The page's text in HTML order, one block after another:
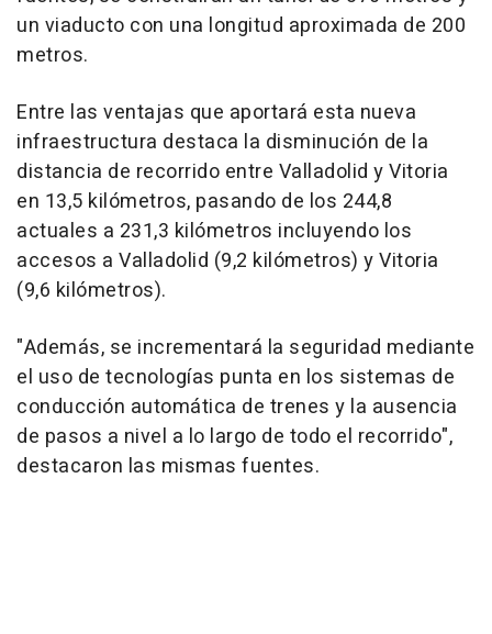
un viaducto con una longitud aproximada de 200
metros.
Entre las ventajas que aportará esta nueva
infraestructura destaca la disminución de la
distancia de recorrido entre Valladolid y Vitoria
en 13,5 kilómetros, pasando de los 244,8
actuales a 231,3 kilómetros incluyendo los
accesos a Valladolid (9,2 kilómetros) y Vitoria
(9,6 kilómetros).
"Además, se incrementará la seguridad mediante
el uso de tecnologías punta en los sistemas de
conducción automática de trenes y la ausencia
de pasos a nivel a lo largo de todo el recorrido",
destacaron las mismas fuentes.